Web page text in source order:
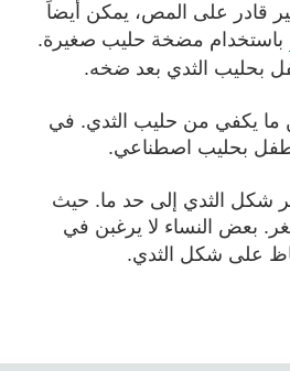
قادر على المص، يمكن أيضاً
باستخدام مضخة حليب صغيرة.
بحليب الثدي بعد ضخه.
ما يكفي من حليب الثدي. في
بحليب اصطناعي.
شكل الثدي إلى حد ما. حيث
بعض النساء لا يرغبن في
على شكل الثدي.